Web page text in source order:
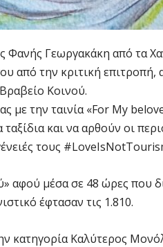
Φανής Γεωργακάκη από τα
την κριτική επιτροπή,
Κοινού.
με την ταινία «For My
και να αρθούν οι
τους
αφού μέσα σε 48 ώρες που
έφτασαν τις 1.810.
κατηγορία Καλύτερος